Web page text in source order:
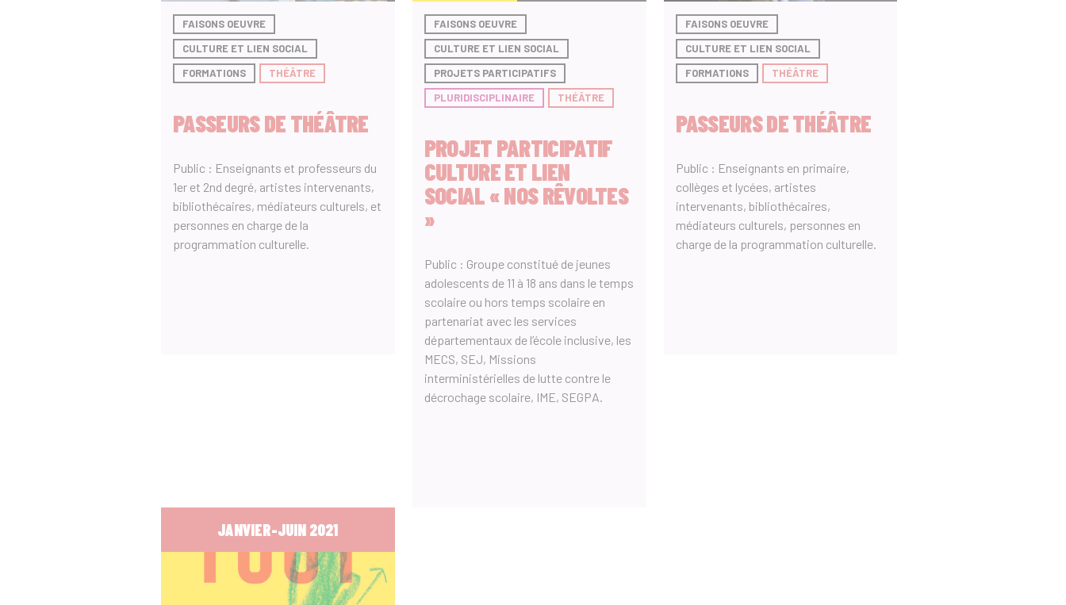
FAISONS OEUVRE
CULTURE ET LIEN SOCIAL
FORMATIONS
THÉÂTRE
PASSEURS DE THÉÂTRE
Public : Enseignants et professeurs du
1er et 2nd degré, artistes intervenants,
bibliothécaires, médiateurs culturels, et
personnes en charge de la
programmation culturelle.
FAISONS OEUVRE
CULTURE ET LIEN SOCIAL
PROJETS PARTICIPATIFS
PLURIDISCIPLINAIRE
THÉÂTRE
PROJET PARTICIPATIF
CULTURE ET LIEN
SOCIAL « NOS RÊVOLTES
»
Public : Groupe constitué de jeunes
adolescents de 11 à 18 ans dans le temps
scolaire ou hors temps scolaire en
partenariat avec les services
départementaux de l’école inclusive, les
MECS, SEJ, Missions
interministérielles de lutte contre le
décrochage scolaire, IME, SEGPA.
FAISONS OEUVRE
CULTURE ET LIEN SOCIAL
FORMATIONS
THÉÂTRE
PASSEURS DE THÉÂTRE
Public : Enseignants en primaire,
collèges et lycées, artistes
intervenants, bibliothécaires,
médiateurs culturels, personnes en
charge de la programmation culturelle.
JANVIER-JUIN 2021